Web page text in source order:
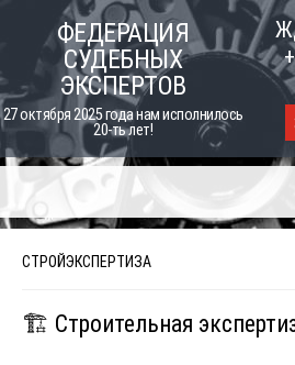
content
ФЕДЕРАЦИЯ
СУДЕБНЫХ
ЭКСПЕРТОВ
27 октября 2025 года нам исполнилось
20-ть лет!
СТРОЙЭКСПЕРТИЗА
🏗️ Строительная